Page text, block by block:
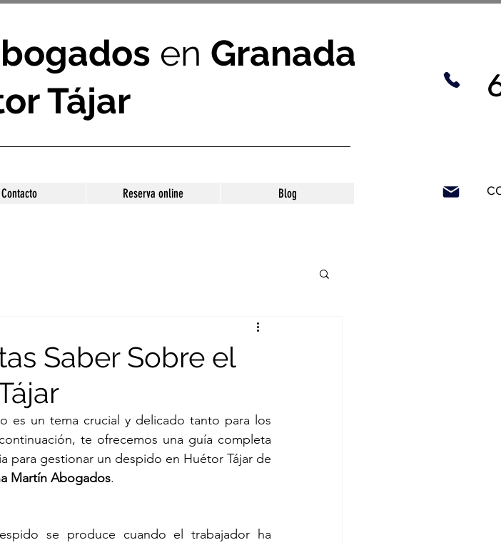
en Granada
Tájar
Contacto Reserva online Blog
Saber Sobre el
es un tema crucial y delicado tanto para los
te ofrecemos una guía completa
para gestionar un despido en Huétor Tájar de
Martín Abogados.
se produce cuando el trabajador ha